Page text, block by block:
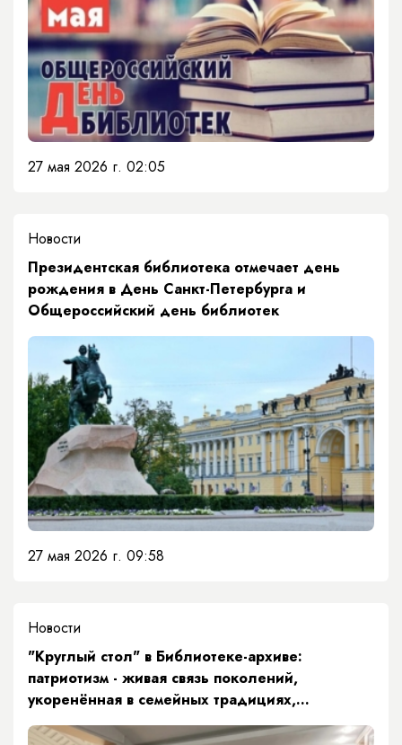
27 мая 2026 г. 02:05
Новости
Президентская библиотека отмечает день
рождения в День Санкт-Петербурга и
Общероссийский день библиотек
27 мая 2026 г. 09:58
Новости
"Круглый стол" в Библиотеке-архиве:
патриотизм - живая связь поколений,
укоренённая в семейных традициях,
культурной памяти и гражданской активности